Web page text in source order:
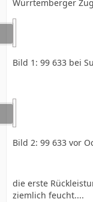
Würrtemberger
Bild 1: 99 633 bei
Bild 2: 99 633 vor
die erste
ziemlich feucht....